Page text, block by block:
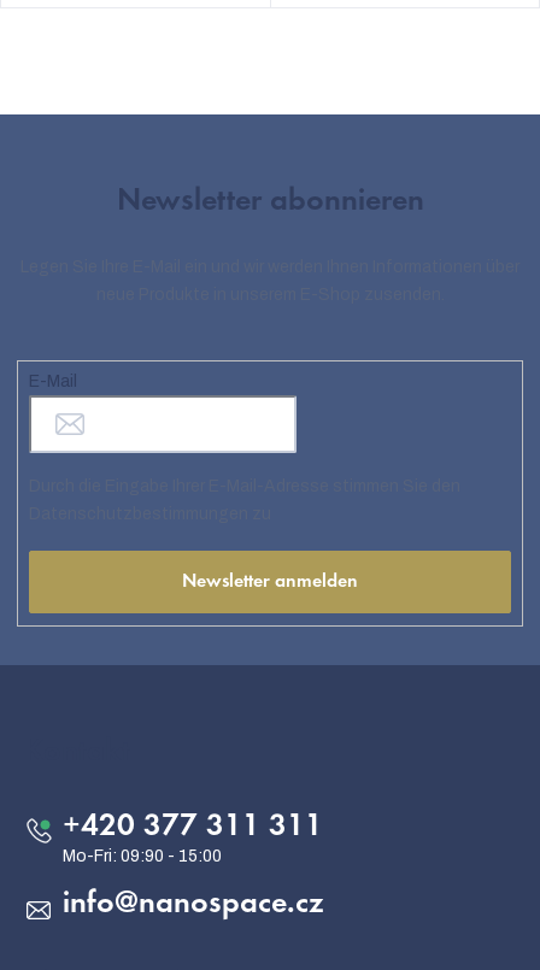
Newsletter abonnieren
E-Mail
Newsletter anmelden
info@nanospace.cz
+420 377 311 311